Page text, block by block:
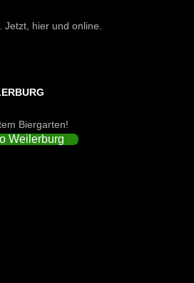
Jetzt, hier und online.
Biergarten!
Weilerburg